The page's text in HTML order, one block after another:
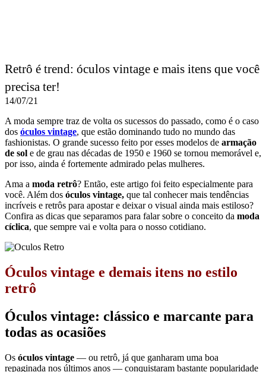
Retrô é trend: óculos vintage e mais itens que você
precisa ter!
14/07/21
A moda sempre traz de volta os sucessos do passado, como é o caso
dos óculos vintage, que estão dominando tudo no mundo das
fashionistas. O grande sucesso feito por esses modelos de armação
de sol e de grau nas décadas de 1950 e 1960 se tornou memorável e,
por isso, ainda é fortemente admirado pelas mulheres.
Ama amoda retrô? Então, este artigo foi feito especialmente para
você. Além dos óculos vintage,que tal conhecer mais tendências
incríveis e retrôs para apostar e deixar o visual ainda mais estiloso?
Confira as dicas que separamos para falar sobre o conceito da moda
cíclica, que sempre vai e volta para o nosso cotidiano.
Óculos vintage e demais itens no estilo
retrô
Óculos vintage: clássico e marcante para
todas as ocasiões
Os óculos vintage
— ou retrô, já que ganharam uma boa